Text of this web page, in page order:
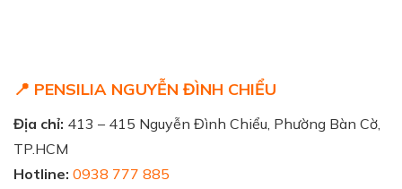
📍 PENSILIA NGUYỄN ĐÌNH CHIỂU
Địa chỉ: 413 – 415 Nguyễn Đình Chiểu, Phường Bàn Cờ,
TP.HCM
Hotline: 0938 777 885